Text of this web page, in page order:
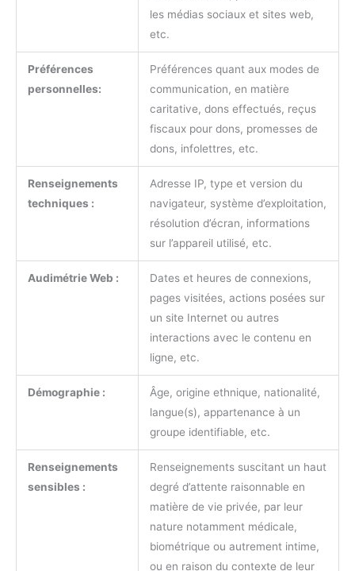
les médias sociaux et sites web,
etc.
Préférences
personnelles:
Préférences quant aux modes de
communication, en matière
caritative, dons effectués, reçus
fiscaux pour dons, promesses de
dons, infolettres, etc.
Renseignements
techniques :
Adresse IP, type et version du
navigateur, système d’exploitation,
résolution d’écran, informations
sur l’appareil utilisé, etc.
Audimétrie Web :
Dates et heures de connexions,
pages visitées, actions posées sur
un site Internet ou autres
interactions avec le contenu en
ligne, etc.
Démographie :
Âge, origine ethnique, nationalité,
langue(s), appartenance à un
groupe identifiable, etc.
Renseignements
sensibles :
Renseignements suscitant un haut
degré d’attente raisonnable en
matière de vie privée, par leur
nature notamment médicale,
biométrique ou autrement intime,
ou en raison du contexte de leur